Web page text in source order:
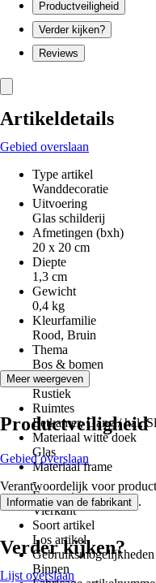
Productveiligheid
Verder kijken?
Reviews
Artikeldetails
Gebied overslaan
Type artikel
Wanddecoratie
Uitvoering
Glas schilderij
Afmetingen (bxh)
20 x 20 cm
Diepte
1,3 cm
Gewicht
0,4 kg
Kleurfamilie
Rood, Bruin
Thema
Bos & bomen
Stijl
Rustiek
Ruimtes
Eetkamer, Gang / hal,
Materiaal witte doek
Glas
Materiaal frame
-
Formaat
Vierkant
Soort artikel
Los artikel
Gebruiksmogelijkheden
Binnen
Meer weergeven
Productveiligheid
Gebied overslaan
Verantwoordelijk voor
Informatie van de fabrikant .
Verder kijken?
Lijst overslaan